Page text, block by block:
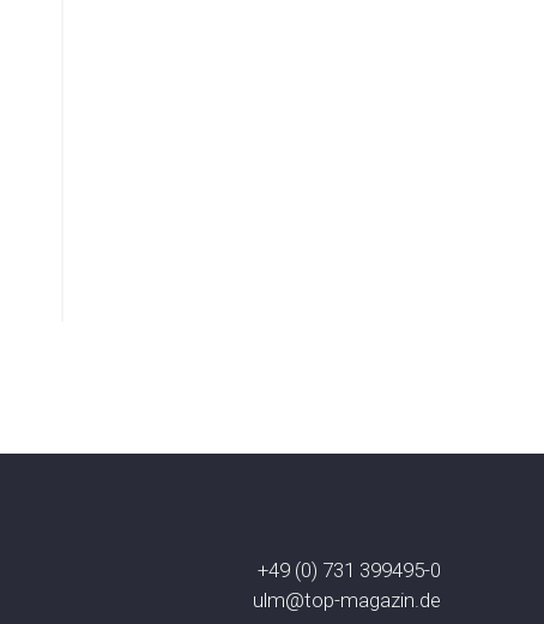
+49 (0) 731 399495-0
ulm@top-magazin.de